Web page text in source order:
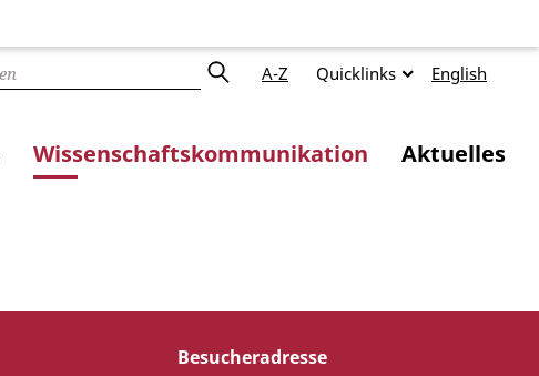
A-Z Quicklinks English
Wissenschaftskommunikation Aktuelles
Besucheradresse